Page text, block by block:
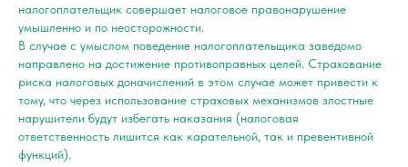
налогоплательщик совершает налоговое правонарушение
умышленно и по неосторожности.
В случае с умыслом поведение налогоплательщика заведомо
направлено на достижение противоправных целей. Страхование
риска налоговых доначислений в этом случае может привести к
тому, что через использование страховых механизмов злостные
нарушители будут избегать наказания (налоговая
ответственность лишится как карательной, так и превентивной
функций).